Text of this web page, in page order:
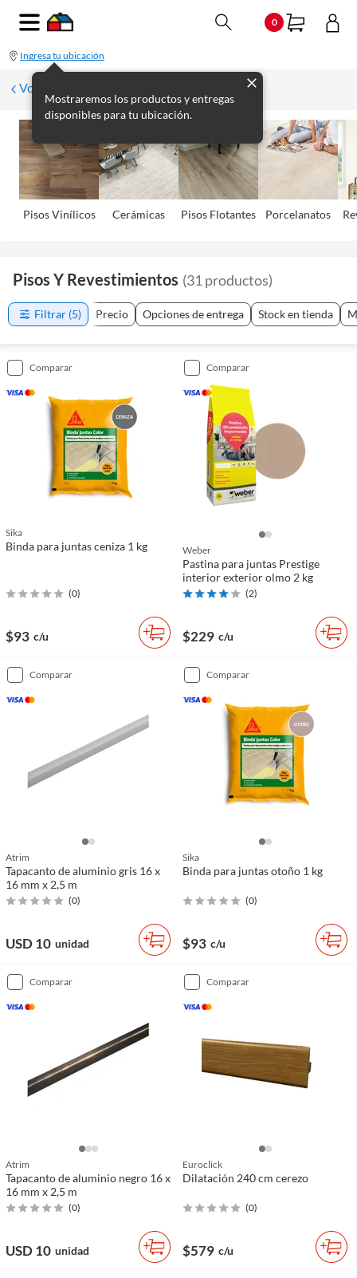
0
Ingresa tu ubicación
Mostraremos los productos y entregas
disponibles para tu ubicación.
Volver
Pisos Viní­licos Cerámicas Pisos Flotantes Porcelanatos
Pisos Y Revestimientos (31 productos)
Filtrar (5) Precio Opciones de entrega Stock en tienda
comparar
Sika
Binda para juntas ceniza 1 kg
(0)
$93 c/u
comparar
Weber
Pastina para juntas Prestige
interior exterior olmo 2 kg
(2)
$229 c/u
comparar
Atrim
Tapacanto de aluminio gris 16 x
16 mm x 2,5 m
(0)
USD 10 unidad
comparar
Sika
Binda para juntas otoño 1 kg
(0)
$93 c/u
comparar
Atrim
Tapacanto de aluminio negro 16 x
16 mm x 2,5 m
(0)
USD 10 unidad
comparar
Euroclick
Dilatación 240 cm cerezo
(0)
$579 c/u